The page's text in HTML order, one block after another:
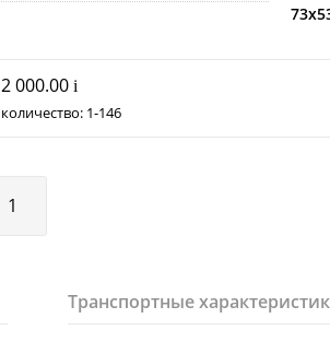
2 000.00 i
количество: 1 146
Транспортные